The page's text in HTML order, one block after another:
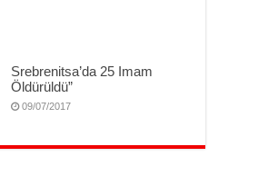
Srebrenitsa’da 25 Imam
Öldürüldü”
09/07/2017